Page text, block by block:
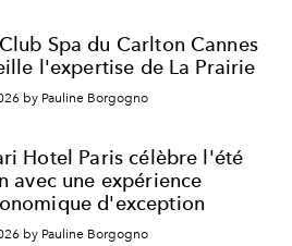
Spa du Carlton Cannes
l'expertise de La Prairie
by Pauline Borgogno
Hotel Paris célèbre l'été
avec une expérience
d'exception
by Pauline Borgogno